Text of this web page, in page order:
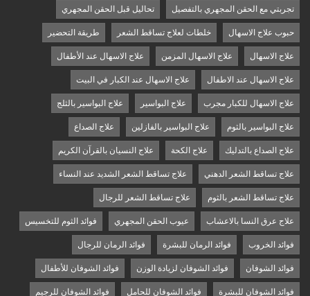
تجربتي مع الحقن المجهري بالتفصيل تحاليل قبل الحقن المجهري
حبوب علاج الاسهال خلطات لعلاج تساقط الشعر طريقة التحضير
علاج الاسهال علاج الاسهال المزمن علاج الاسهال عند الأطفال
علاج الاسهال عند الاطفال علاج الاسهال عند الكبار في البيت
علاج الاسهال للكبار مجرب علاج البواسير علاج البواسير بالثلج
علاج البواسير بالثوم علاج البواسير بالفازلين علاج الصداع
علاج الصداع بالتدليك علاج الكحة علاج النسيان بالقرآن الكريم
علاج تساقط الشعر الدهني علاج تساقط الشعر الشديد عند النساء
علاج تساقط الشعر بالثوم علاج تساقط الشعر للرجال
علاج عرق النسا بالاعشاب عيوب الحقن المجهري فوائد الثوم للتخسيس
فوائد الخروب فوائد الرمان للبشرة فوائد الرمان للرجال
فوائد الشوفان فوائد الشوفان لزيادة الوزن فوائد الشوفان للأطفال
فوائد الشوفان للبشرة فوائد الشوفان للحامل فوائد الشوفان للرجيم